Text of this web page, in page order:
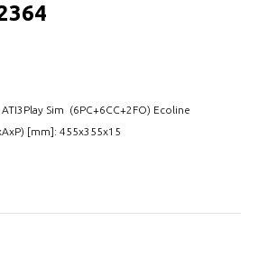
Sim (6PC+6CC+2FO) Ecoline
[mm]: 455x355x15